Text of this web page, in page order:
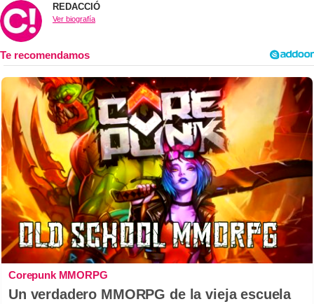
REDACCIÓ
Ver biografía
Corepunk MMORPG
Un verdadero MMORPG de la vieja escuela